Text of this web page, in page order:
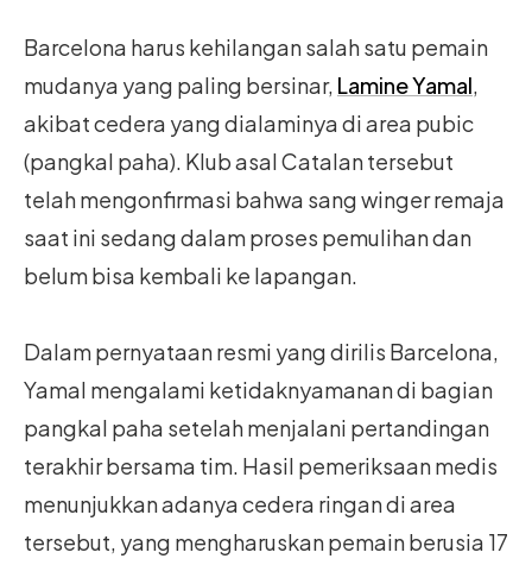
Barcelona harus kehilangan salah satu pemain
mudanya yang paling bersinar, Lamine Yamal,
akibat cedera yang dialaminya di area pubic
(pangkal paha). Klub asal Catalan tersebut
telah mengonfirmasi bahwa sang winger remaja
saat ini sedang dalam proses pemulihan dan
belum bisa kembali ke lapangan.
Dalam pernyataan resmi yang dirilis Barcelona,
Yamal mengalami ketidaknyamanan di bagian
pangkal paha setelah menjalani pertandingan
terakhir bersama tim. Hasil pemeriksaan medis
menunjukkan adanya cedera ringan di area
tersebut, yang mengharuskan pemain berusia 17